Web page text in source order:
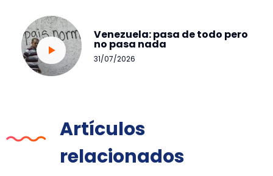
Venezuela: pasa de todo pero
no pasa nada
31/07/2026
Artículos
relacionados